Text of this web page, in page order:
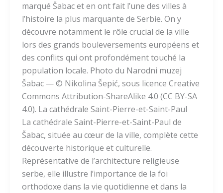
marqué Šabac et en ont fait l’une des villes à
l’histoire la plus marquante de Serbie. On y
découvre notamment le rôle crucial de la ville
lors des grands bouleversements européens et
des conflits qui ont profondément touché la
population locale. Photo du Narodni muzej
Šabac — © Nikolina Šepić, sous licence Creative
Commons Attribution-ShareAlike 4.0 (CC BY-SA
4.0). La cathédrale Saint-Pierre-et-Saint-Paul
La cathédrale Saint-Pierre-et-Saint-Paul de
Šabac, située au cœur de la ville, complète cette
découverte historique et culturelle.
Représentative de l’architecture religieuse
serbe, elle illustre l’importance de la foi
orthodoxe dans la vie quotidienne et dans la